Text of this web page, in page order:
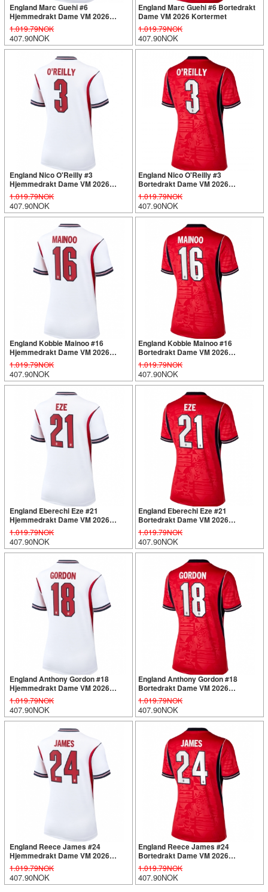
England Marc Guehi #6
Hjemmedrakt Dame VM 2026
Kortermet
1.019.79NOK
407.90NOK
England Marc Guehi #6 Bortedrakt
Dame VM 2026 Kortermet
1.019.79NOK
407.90NOK
England Nico O'Reilly #3
Hjemmedrakt Dame VM 2026
Kortermet
1.019.79NOK
407.90NOK
England Nico O'Reilly #3
Bortedrakt Dame VM 2026
Kortermet
1.019.79NOK
407.90NOK
England Kobbie Mainoo #16
Hjemmedrakt Dame VM 2026
Kortermet
1.019.79NOK
407.90NOK
England Kobbie Mainoo #16
Bortedrakt Dame VM 2026
Kortermet
1.019.79NOK
407.90NOK
England Eberechi Eze #21
Hjemmedrakt Dame VM 2026
Kortermet
1.019.79NOK
407.90NOK
England Eberechi Eze #21
Bortedrakt Dame VM 2026
Kortermet
1.019.79NOK
407.90NOK
England Anthony Gordon #18
Hjemmedrakt Dame VM 2026
Kortermet
1.019.79NOK
407.90NOK
England Anthony Gordon #18
Bortedrakt Dame VM 2026
Kortermet
1.019.79NOK
407.90NOK
England Reece James #24
Hjemmedrakt Dame VM 2026
Kortermet
1.019.79NOK
407.90NOK
England Reece James #24
Bortedrakt Dame VM 2026
Kortermet
1.019.79NOK
407.90NOK